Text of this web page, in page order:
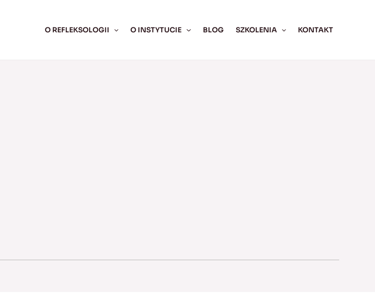
O REFLEKSOLOGII O INSTYTUCIE BLOG SZKOLENIA KONTAKT